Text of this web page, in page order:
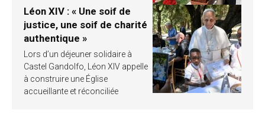
Léon XIV : « Une soif de
justice, une soif de charité
authentique »
Lors d’un déjeuner solidaire à
Castel Gandolfo, Léon XIV appelle
à construire une Église
accueillante et réconciliée